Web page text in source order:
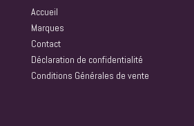
Accueil
Marques
Contact
Déclaration de confidentialité
Conditions Générales de vente